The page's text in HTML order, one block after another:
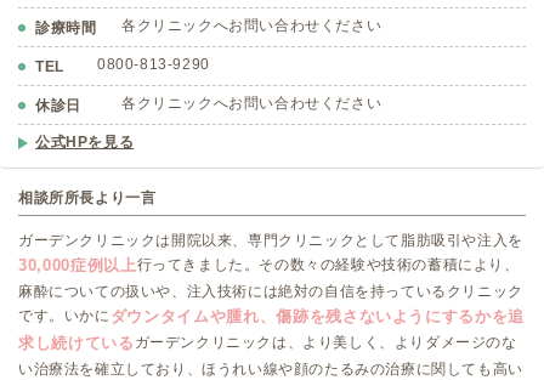
診療時間 各クリニックへお問い合わせください
TEL 0800-813-9290
休診日 各クリニックへお問い合わせください
公式HPを見る
相談所所長より一言
ガーデンクリニックは開院以来、専門クリニックとして脂肪吸引や注入を
30,000症例以上行ってきました。その数々の経験や技術の蓄積により、
麻酔についての扱いや、注入技術には絶対の自信を持っているクリニック
です。いかに ダウンタイムや腫れ、傷跡を残さないようにするかを追
求し続けている ガーデンクリニックは、より美しく、よりダメージのな
い治療法を確立しており、ほうれい線や顔のたるみの治療に関しても高い